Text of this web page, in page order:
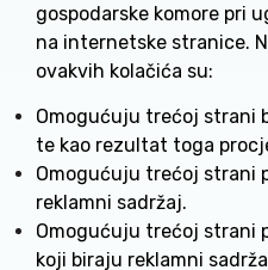
gospodarske komore pri
na internetske stranice.
ovakvih kolačića su:
Omogućuju trećoj strani
te kao rezultat toga
Omogućuju trećoj strani
reklamni sadržaj.
Omogućuju trećoj strani
koji biraju reklamni